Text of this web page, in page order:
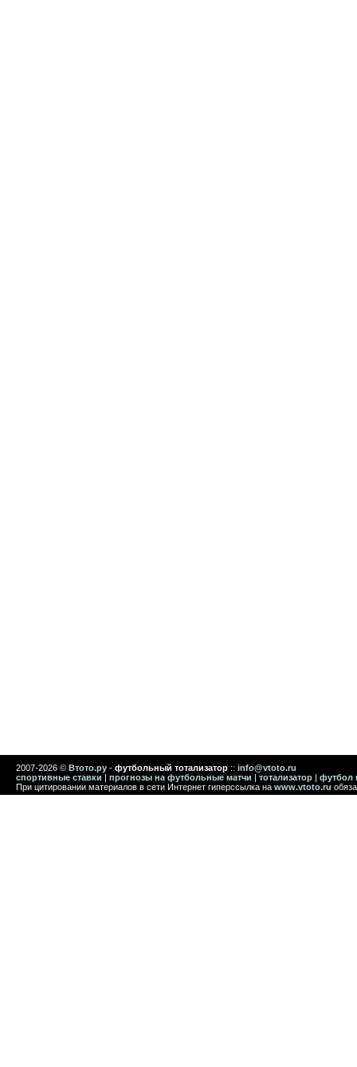
2007-2026 © Втото.ру - футбольный тотализатор :: info@vtoto.ru
спортивные ставки | прогнозы на футбольные матчи | тотализатор | футбол
При цитировании материалов в сети Интернет гиперссылка на www.vtoto.ru